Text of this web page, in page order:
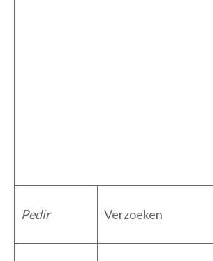
Pedir Verzoeken